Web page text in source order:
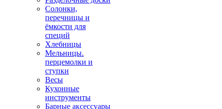
Солонки,
перечницы и
ёмкости для
специй
Хлебницы
Мельницы.
перцемолки и
ступки
Весы
Кухонные
инструменты
Барные аксессуары